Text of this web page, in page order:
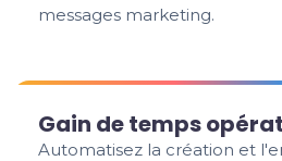
messages marketing.
Gain de temps
Automatisez la création et